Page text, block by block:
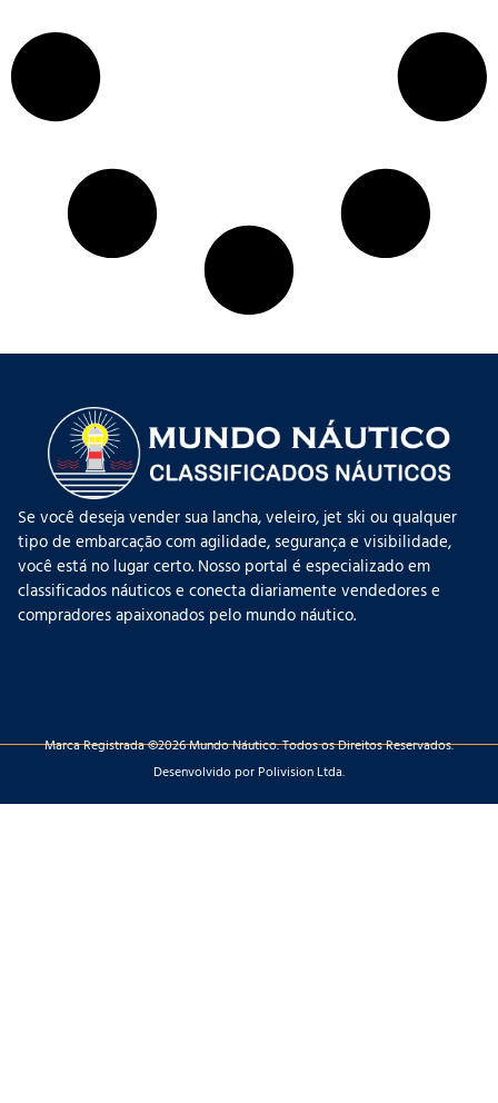
Se você deseja vender sua lancha, veleiro, jet ski ou qualquer
tipo de embarcação com agilidade, segurança e visibilidade,
você está no lugar certo. Nosso portal é especializado em
classificados náuticos e conecta diariamente vendedores e
compradores apaixonados pelo mundo náutico.
Marca Registrada ©2026 Mundo Náutico. Todos os Direitos Reservados.
Desenvolvido por Polivision Ltda.